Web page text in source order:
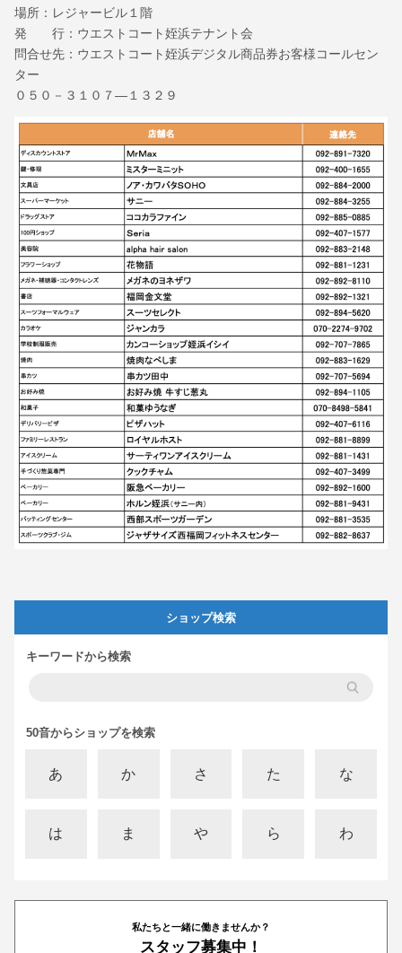
場所：レジャービル１階
発 行：ウエストコート姪浜テナント会
問合せ先：ウエストコート姪浜デジタル商品券お客様コールセン
ター
０５０－３１０７―１３２９
ショップ検索
キーワードから検索
50音からショップを検索
あ か さ た な
は ま や ら わ
私たちと一緒に働きませんか？
スタッフ募集中！